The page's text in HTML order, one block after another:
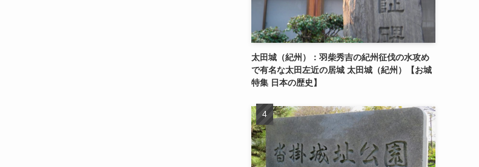
太田城（紀州）：羽柴秀吉の紀州征伐の水攻め
で有名な太田左近の居城 太田城（紀州）【お城
特集 日本の歴史】